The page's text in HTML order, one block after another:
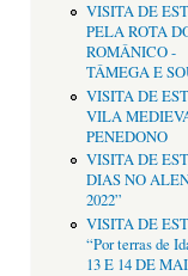
VISITA DE
PELA ROTA
ROMÂNICO -
TÂMEGA E
VISITA DE
VILA
PENEDONO
VISITA DE
DIAS NO
2022”
VISITA DE
“Por terras de
13 E 14 DE